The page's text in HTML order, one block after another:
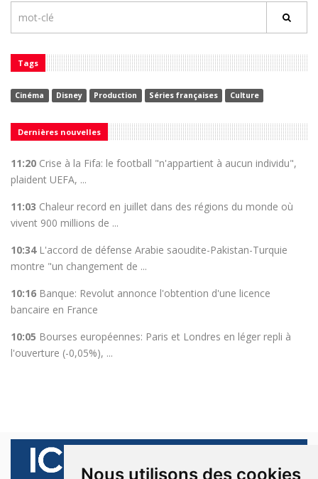
Nous utilisons des cookies
Tags
Cinéma Disney Production Séries françaises Culture
Dernières nouvelles
11:20 Crise à la Fifa: le football "n'appartient à aucun individu",
plaident UEFA, ...
11:03 Chaleur record en juillet dans des régions du monde où
vivent 900 millions de ...
10:34 L'accord de défense Arabie saoudite-Pakistan-Turquie
montre "un changement de ...
10:16 Banque: Revolut annonce l'obtention d'une licence
bancaire en France
10:05 Bourses européennes: Paris et Londres en léger repli à
l'ouverture (-0,05%), ...